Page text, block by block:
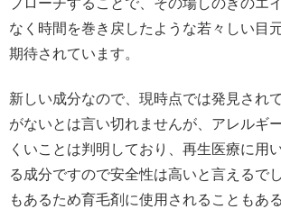
なく時間を巻き戻したような若々しい目
期待されています。
新しい成分なので、現時点では発見され
がないとは言い切れませんが、アレルギ
くいことは判明しており、再生医療に用
る成分ですので安全性は高いと言えるで
もあるため育毛剤に使用されることもあ